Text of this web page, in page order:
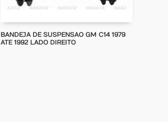
BANDEJA DE SUSPENSAO GM C14 1979
ATE 1992 LADO DIREITO